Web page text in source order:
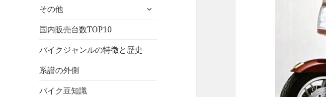
を
ュ
展
開
メ
を
その他
サ
ュ
国内販売台数TOP10
バイクジャンルの特徴と歴史
系譜の外側
バイク豆知識